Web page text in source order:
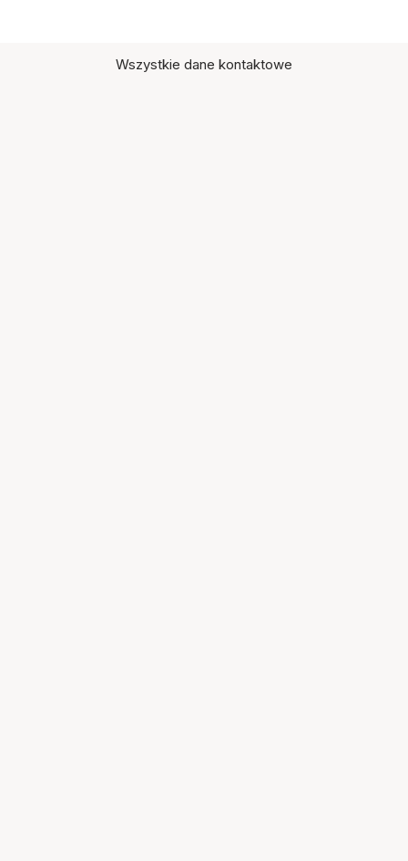
Wszystkie dane kontaktowe